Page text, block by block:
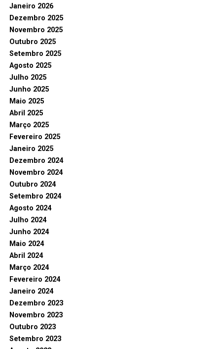
Janeiro 2026
Dezembro 2025
Novembro 2025
Outubro 2025
Setembro 2025
Agosto 2025
Julho 2025
Junho 2025
Maio 2025
Abril 2025
Março 2025
Fevereiro 2025
Janeiro 2025
Dezembro 2024
Novembro 2024
Outubro 2024
Setembro 2024
Agosto 2024
Julho 2024
Junho 2024
Maio 2024
Abril 2024
Março 2024
Fevereiro 2024
Janeiro 2024
Dezembro 2023
Novembro 2023
Outubro 2023
Setembro 2023